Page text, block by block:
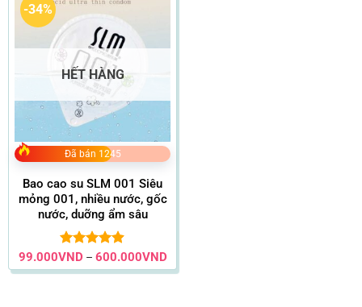
-34%
HẾT HÀNG
Đã bán 1245
Bao cao su SLM 001 Siêu
mỏng 001, nhiều nước, gốc
nước, duỡng ẩm sâu
Được xếp
hạng4.86
99.000VND – 600.000VNDKhoảng
giá:
từ